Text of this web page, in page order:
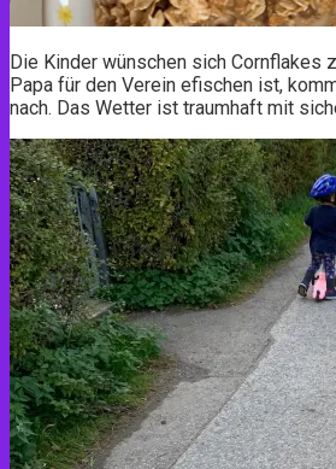
Die Kinder wünschen sich Cornflakes
Papa für den Verein efischen ist,
nach. Das Wetter ist traumhaft mit